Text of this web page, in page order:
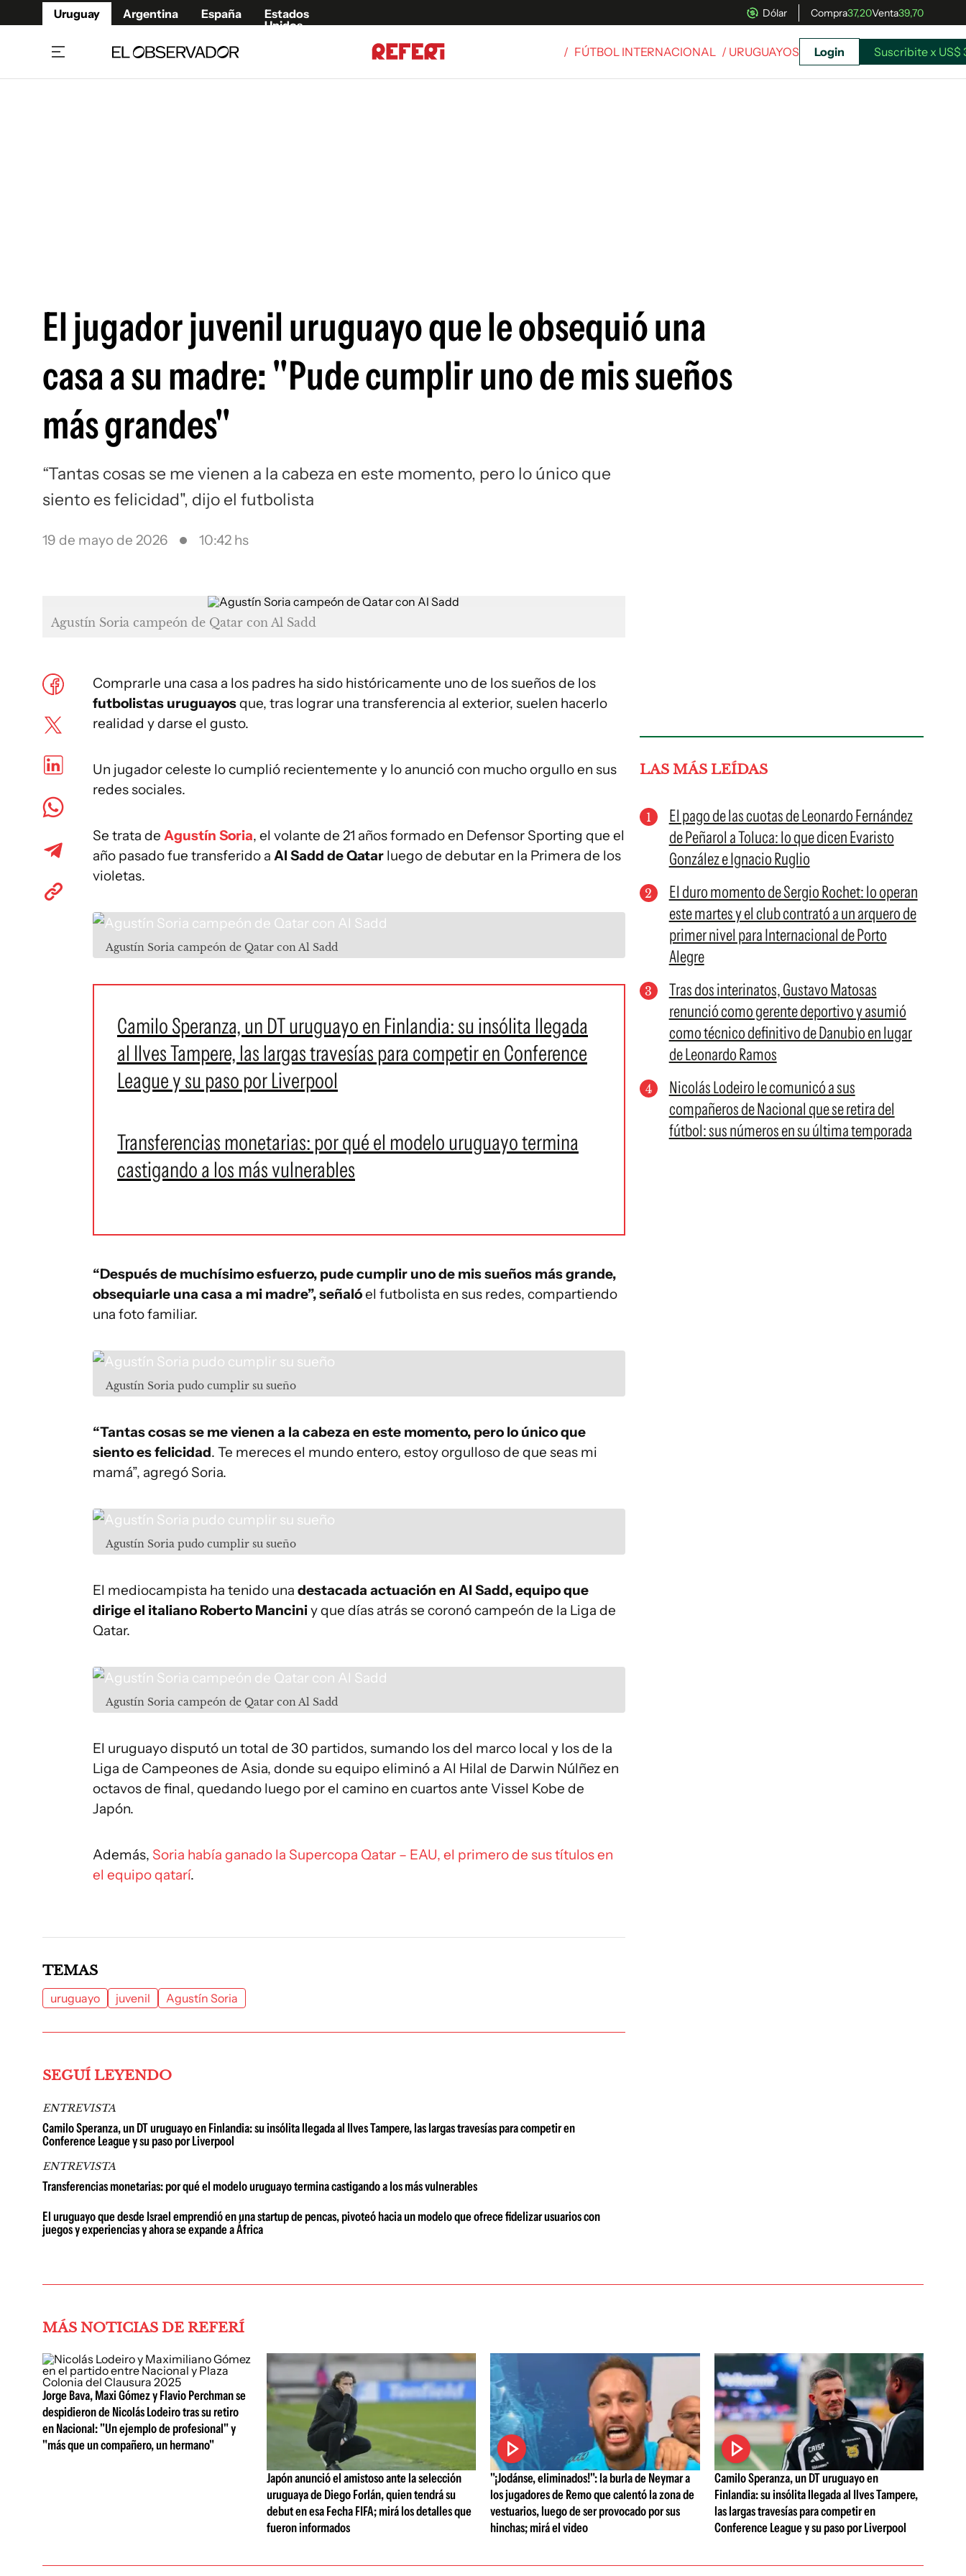
Uruguay Argentina España
Estados
Unidos
Dólar Compra37,20Venta39,70
Siguenos en:
/ FÚTBOL INTERNACIONAL / URUGUAYOS Login Suscribite x US$
El jugador juvenil uruguayo que le obsequió una
casa a su madre: "Pude cumplir uno de mis sueños
más grandes"
“Tantas cosas se me vienen a la cabeza en este momento, pero lo único que
siento es felicidad", dijo el futbolista
19 de mayo de 2026 10:42 hs
Agustín Soria campeón de Qatar con Al Sadd
Comprarle una casa a los padres ha sido históricamente uno de los sueños de los
futbolistas uruguayosque, tras lograr una transferencia al exterior, suelen hacerlo
realidad y darse el gusto.
Un jugador celeste lo cumplió recientemente y lo anunció con mucho orgullo en sus
redes sociales.
Se trata de Agustín Soria, el volante de 21 años formado en Defensor Sporting que el
año pasado fue transferido a Al Sadd de Qatar luego de debutar en la Primera de los
violetas.
Agustín Soria campeón de Qatar con Al Sadd
Camilo Speranza, un DT uruguayo en Finlandia: su insólita llegada
al Ilves Tampere, las largas travesías para competir en Conference
League y su paso por Liverpool
Transferencias monetarias: por qué el modelo uruguayo termina
castigando a los más vulnerables
“Después de muchísimo esfuerzo, pude cumplir uno de mis sueños más grande,
obsequiarle una casa a mi madre”, señalóel futbolista en sus redes, compartiendo
una foto familiar.
Agustín Soria pudo cumplir su sueño
“Tantas cosas se me vienen a la cabeza en este momento, pero lo único que
siento es felicidad. Te mereces el mundo entero, estoy orgulloso de que seas mi
mamá”, agregó Soria.
Agustín Soria pudo cumplir su sueño
El mediocampista ha tenido una destacada actuación en Al Sadd, equipo que
dirige el italiano Roberto Mancini y que días atrás se coronó campeón de la Liga de
Qatar.
Agustín Soria campeón de Qatar con Al Sadd
El uruguayo disputó un total de 30 partidos, sumando los del marco local y los de la
Liga de Campeones de Asia, donde su equipo eliminó a Al Hilal de Darwin Núlñez en
octavos de final, quedando luego por el camino en cuartos ante Vissel Kobe de
Japón.
Además, Soria había ganado la Supercopa Qatar – EAU, el primero de sus títulos en
el equipo qatarí.
LAS MÁS LEÍDAS
El pago de las cuotas de Leonardo Fernández
de Peñarol a Toluca: lo que dicen Evaristo
González e Ignacio Ruglio
El duro momento de Sergio Rochet: lo operan
este martes y el club contrató a un arquero de
primer nivel para Internacional de Porto
Alegre
Tras dos interinatos, Gustavo Matosas
renunció como gerente deportivo y asumió
como técnico definitivo de Danubio en lugar
de Leonardo Ramos
Nicolás Lodeiro le comunicó a sus
compañeros de Nacional que se retira del
fútbol: sus números en su última temporada
TEMAS
uruguayo juvenil Agustín Soria
SEGUÍ LEYENDO
ENTREVISTA
Camilo Speranza, un DT uruguayo en Finlandia: su insólita llegada al Ilves Tampere, las largas travesías para competir en
Conference League y su paso por Liverpool
ENTREVISTA
Transferencias monetarias: por qué el modelo uruguayo termina castigando a los más vulnerables
El uruguayo que desde Israel emprendió en una startup de pencas, pivoteó hacia un modelo que ofrece fidelizar usuarios con
juegos y experiencias y ahora se expande a África
MÁS NOTICIAS DE REFERÍ
Jorge Bava, Maxi Gómez y Flavio Perchman se
despidieron de Nicolás Lodeiro tras su retiro
en Nacional: "Un ejemplo de profesional" y
"más que un compañero, un hermano"
Japón anunció el amistoso ante la selección
uruguaya de Diego Forlán, quien tendrá su
debut en esa Fecha FIFA; mirá los detalles que
fueron informados
"¡Jodánse, eliminados!": la burla de Neymar a
los jugadores de Remo que calentó la zona de
vestuarios, luego de ser provocado por sus
hinchas; mirá el video
Camilo Speranza, un DT uruguayo en
Finlandia: su insólita llegada al Ilves Tampere,
las largas travesías para competir en
Conference League y su paso por Liverpool